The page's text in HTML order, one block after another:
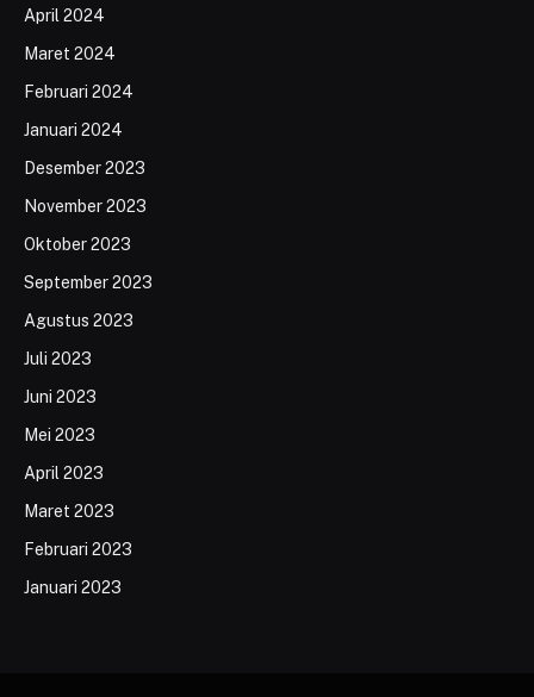
April 2024
Maret 2024
Februari 2024
Januari 2024
Desember 2023
November 2023
Oktober 2023
September 2023
Agustus 2023
Juli 2023
Juni 2023
Mei 2023
April 2023
Maret 2023
Februari 2023
Januari 2023